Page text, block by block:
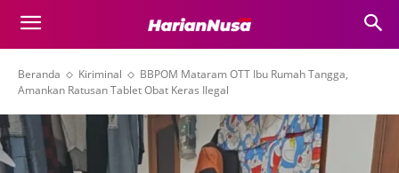
Beranda Kiriminal
BBPOM Mataram OTT Ibu Rumah Tangga,
Amankan Ratusan Tablet Obat Keras Ilegal